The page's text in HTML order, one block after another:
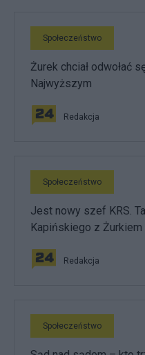
Społeczeństwo
Żurek chciał odwołać
Najwyższym
Redakcja
Społeczeństwo
Jest nowy szef KRS.
Kapińskiego z
Redakcja
Społeczeństwo